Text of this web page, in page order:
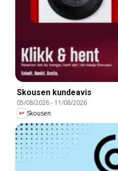
Skousen kundeavis
05/08/2026- 11/08/2026
Skousen